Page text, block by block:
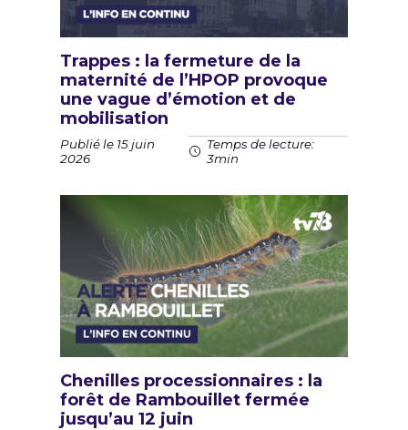
Trappes : la fermeture de la
maternité de l’HPOP provoque
une vague d’émotion et de
mobilisation
Publié le 15 juin
2026
Temps de lecture:
3min
Chenilles processionnaires : la
forêt de Rambouillet fermée
jusqu’au 12 juin